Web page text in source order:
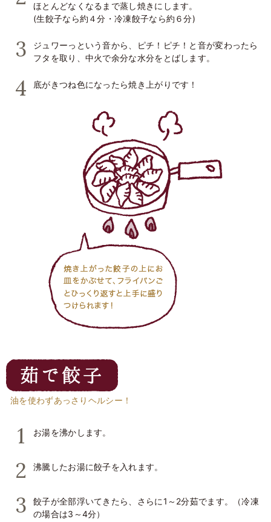
ほとんどなくなるまで蒸し焼きにします。
(生餃子なら約４分・冷凍餃子なら約６分)
ジュワーっという音から、ピチ！ピチ！と音が変わったら
フタを取り、中火で余分な水分をとばします。
底がきつね色になったら焼き上がりです！
油を使わずあっさりヘルシー！
お湯を沸かします。
沸騰したお湯に餃子を入れます。
餃子が全部浮いてきたら、さらに1～2分茹でます。（冷凍
の場合は3～4分）